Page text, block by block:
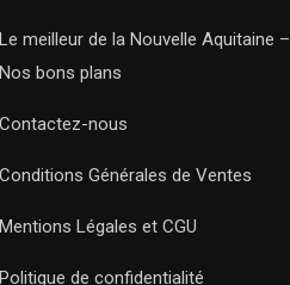
Le meilleur de la Nouvelle Aquitaine –
Nos bons plans
Contactez-nous
Conditions Générales de Ventes
Mentions Légales et CGU
Politique de confidentialité